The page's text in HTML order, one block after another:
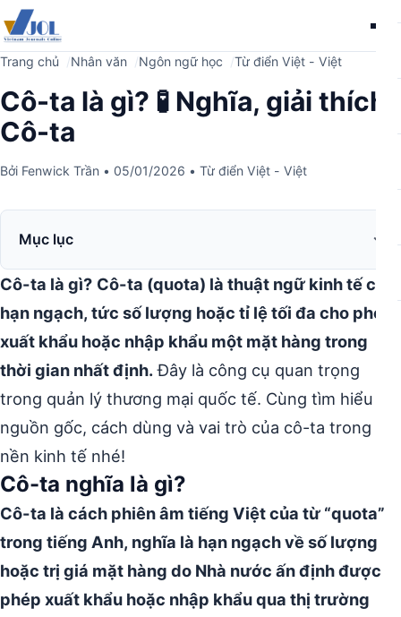
Trang chủ Nhân văn Ngôn ngữ học Từ điển Việt - Việt
Cô-ta là gì? 🧪 Nghĩa, giải thích
Cô-ta
Bởi Fenwick Trần • 05/01/2026 • Từ điển Việt - Việt
Mục lục
Cô-ta là gì? Cô-ta (quota) là thuật ngữ kinh tế chỉ
hạn ngạch, tức số lượng hoặc tỉ lệ tối đa cho phép
xuất khẩu hoặc nhập khẩu một mặt hàng trong
thời gian nhất định.Đây là công cụ quan trọng
trong quản lý thương mại quốc tế. Cùng tìm hiểu
nguồn gốc, cách dùng và vai trò của cô-ta trong
nền kinh tế nhé!
Cô-ta nghĩa là gì?
Cô-ta là cách phiên âm tiếng Việt của từ “quota”
trong tiếng Anh, nghĩa là hạn ngạch về số lượng
hoặc trị giá mặt hàng do Nhà nước ấn định được
phép xuất khẩu hoặc nhập khẩu qua thị trường